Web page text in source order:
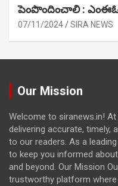
పెంపొందించాలి : ఎంఈఓ
07/11/2024 SIRA NEWS
Our Mission
Welcome to siranews.in!
delivering accurate, timely,
to our readers. As a
to keep you informed
and beyond. Our Mission
trustworthy platform